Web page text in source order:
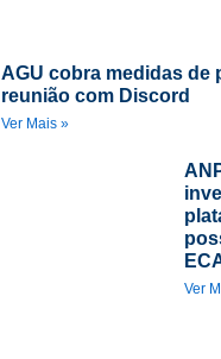
AGU cobra medidas de
reunião com Discord
Ver Mais »
Ver